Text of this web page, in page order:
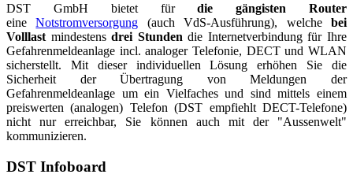
DST GmbH bietet fürdie gängisten Router
eineNotstromversorgung (auch VdS-Ausführung), welchebei
Volllast mindestensdrei Stunden die Internetverbindung für Ihre
Gefahrenmeldeanlage incl. analoger Telefonie, DECT und WLAN
sicherstellt. Mit dieser individuellen Lösung erhöhen Sie die
Sicherheit der Übertragung von Meldungen der
Gefahrenmeldeanlage um ein Vielfaches und sind mittels einem
preiswerten (analogen) Telefon (DST empfiehlt DECT-Telefone)
nicht nur erreichbar, Sie können auch mit der "Aussenwelt"
kommunizieren.
DST Infoboard